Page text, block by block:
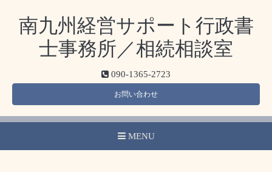
南九州経営サポート行政書
士事務所／相続相談室
090-1365-2723
お問い合わせ
MENU